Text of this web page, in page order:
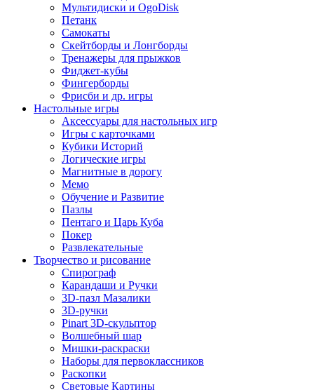
Мультидиски и OgoDisk
Петанк
Самокаты
Скейтборды и Лонгборды
Тренажеры для прыжков
Фиджет-кубы
Фингерборды
Фрисби и др. игры
Настольные игры
Аксессуары для настольных игр
Игры с карточками
Кубики Историй
Логические игры
Магнитные в дорогу
Мемо
Обучение и Развитие
Пазлы
Пентаго и Царь Куба
Покер
Развлекательные
Творчество и рисование
Спирограф
Карандаши и Ручки
3D-пазл Мазалики
3D-ручки
Pinart 3D-скульптор
Волшебный шар
Мишки-раскраски
Наборы для первоклассников
Раскопки
Световые Картины